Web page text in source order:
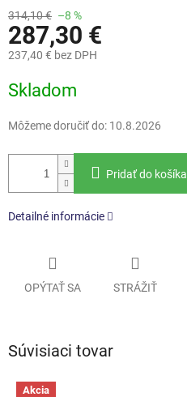
314,10 € –8 %
287,30 €
237,40 € bez DPH
cena:
Skladom
Môžeme doručiť do: 10.8.2026
Pridať do košíka
Detailné informácie
OPÝTAŤ SA STRÁŽIŤ
Súvisiaci tovar
Akcia